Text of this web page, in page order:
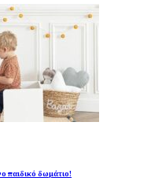
παιδικό δωμάτιο!